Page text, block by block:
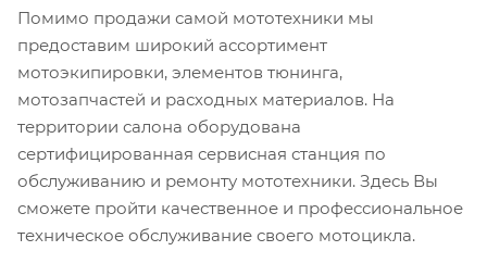
Помимо продажи самой мототехники мы
предоставим широкий ассортимент
мотоэкипировки, элементов тюнинга,
мотозапчастей и расходных материалов. На
территории салона оборудована
сертифицированная сервисная станция по
обслуживанию и ремонту мототехники. Здесь Вы
сможете пройти качественное и профессиональное
техническое обслуживание своего мотоцикла.